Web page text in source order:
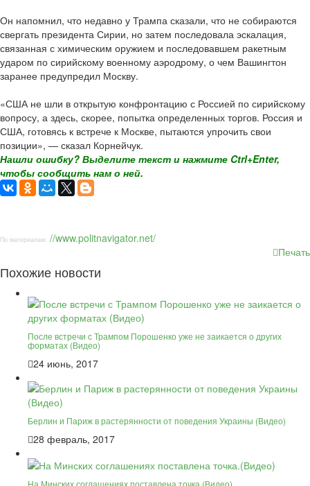
Он напомнил, что недавно у Трампа сказали, что не собираются
свергать президента Сирии, но затем последовала эскалация,
связанная с химическим оружием и последовавшем ракетным
ударом по сирийскому военному аэродрому, о чем Вашингтон
заранее предупредил Москву.
«США не шли в открытую конфронтацию с Россией по сирийскому
вопросу, а здесь, скорее, попытка определенных торгов. Россия и
США, готовясь к встрече к Москве, пытаются упрочить свои
позиции», — сказал Корнейчук.
Нашли ошибку? Выделите текст и нажмите Ctrl+Enter,
чтобы сообщить нам о ней.
По материалам: //www.politnavigator.net/
Печать
Похожие новости
После встречи с Трампом Порошенко уже не заикается о других
форматах (Видео)
24 июнь, 2017
Берлин и Париж в растерянности от поведения Украины (Видео)
28 февраль, 2017